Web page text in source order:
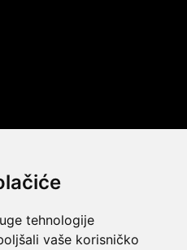
tehnologije
vaše korisničko